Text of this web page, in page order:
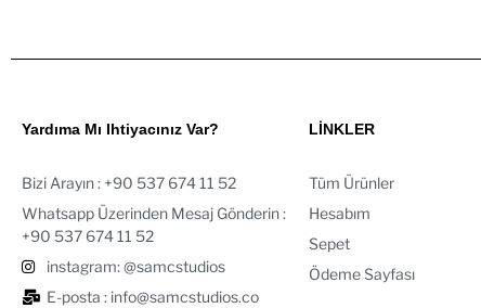
Yardıma Mı Ihtiyacınız Var?
Bizi Arayın : ‪+90 537 674 11 52‬
Whatsapp Üzerinden Mesaj Gönderin :
+90 537 674 11 52‬
instagram: @samcstudios
E-posta : info@samcstudios.co
LİNKLER
Tüm Ürünler
Hesabım
Sepet
Ödeme Sayfası